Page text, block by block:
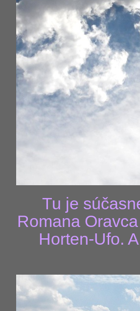
Tu je
Romana
Horten-Ufo.